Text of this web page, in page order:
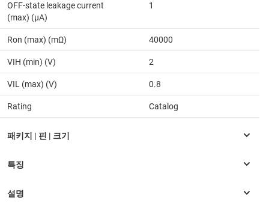
OFF-state leakage current
(max) (µA)
1
Ron (max) (mΩ) 40000
VIH (min) (V) 2
VIL (max) (V) 0.8
Rating Catalog